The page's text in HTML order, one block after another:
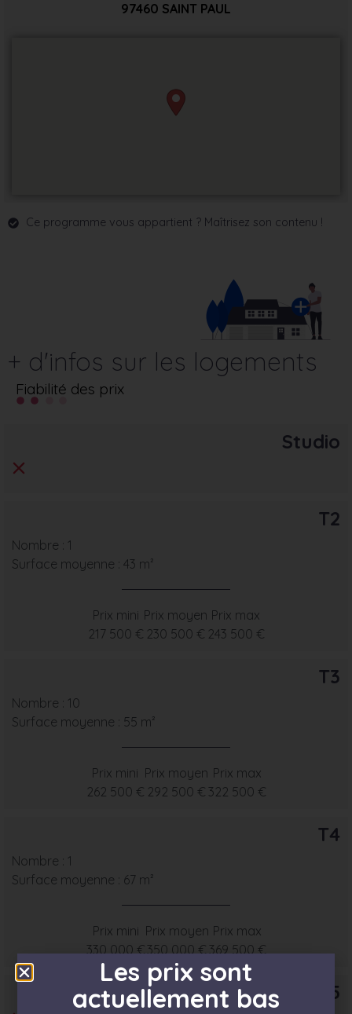
97460 SAINT PAUL
Ce programme vous appartient ? Maîtrisez son contenu !
+ d'infos sur les logements
Fiabilité des prix
Studio
T2
Nombre : 1
Surface moyenne : 43 m²
Prix mini
217 500 €
Prix moyen
230 500 €
Prix max
243 500 €
T3
Nombre : 10
Surface moyenne : 55 m²
Prix mini
262 500 €
Prix moyen
292 500 €
Prix max
322 500 €
T4
Nombre : 1
Surface moyenne : 67 m²
Prix mini
330 000 €
Prix moyen
350 000 €
Prix max
369 500 €
T5
Les prix sont
actuellement bas